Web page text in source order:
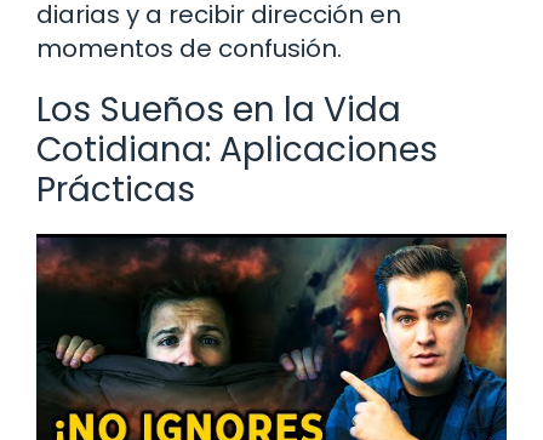
diarias y a recibir dirección en
momentos de confusión.
Los Sueños en la Vida
Cotidiana: Aplicaciones
Prácticas